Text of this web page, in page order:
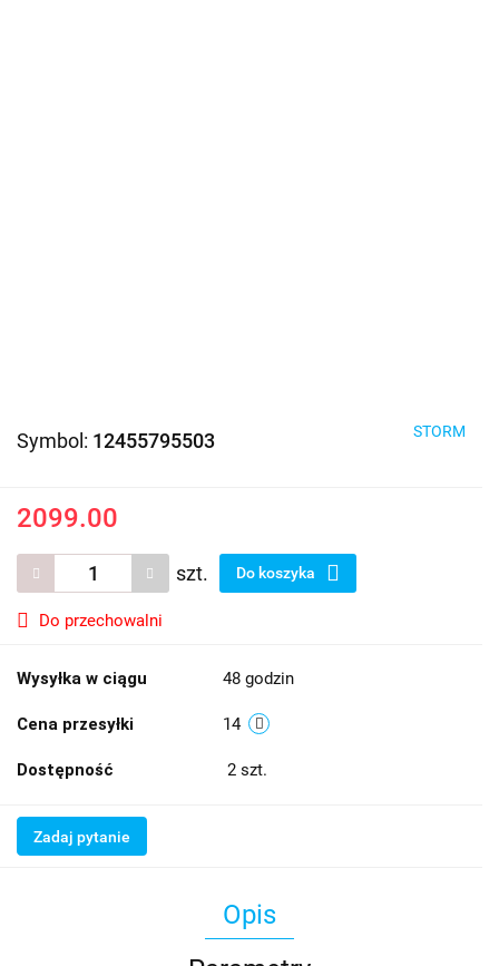
Symbol: 12455795503 STORM
2099.00
szt. Do koszyka
Do przechowalni
Wysyłka w ciągu 48 godzin
Cena przesyłki 14
Dostępność 2 szt.
Zadaj pytanie
Opis